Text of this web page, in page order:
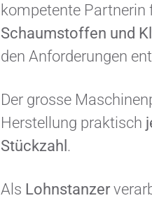
kompetente Partnerin
Schaumstoffen und
den Anforderungen
Der grosse
Herstellung praktisch
Stückzahl .
Als Lohnstanzer